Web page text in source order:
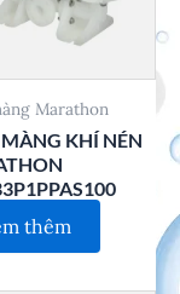
Marathon
KHÍ NÉN
thêm